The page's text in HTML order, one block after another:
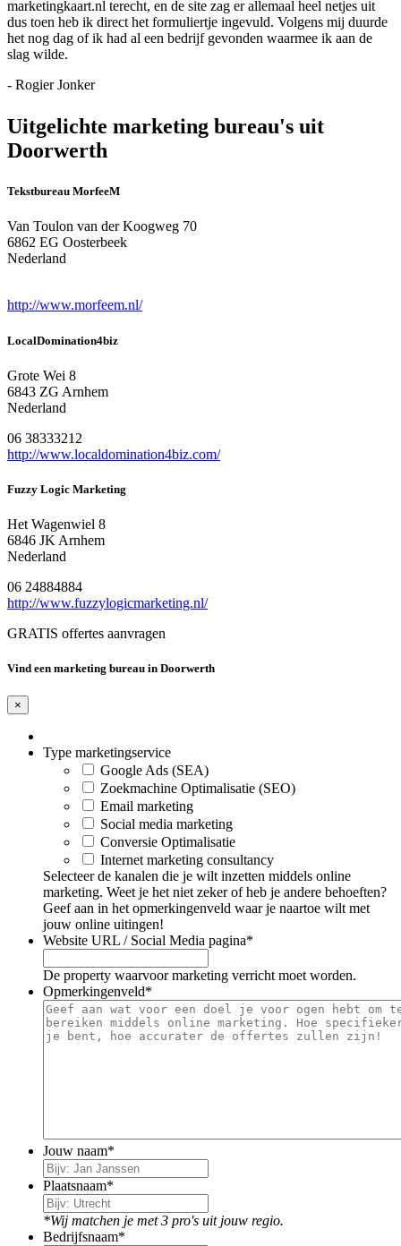
marketingkaart.nl terecht, en de site zag er allemaal heel netjes uit
dus toen heb ik direct het formuliertje ingevuld. Volgens mij duurde
het nog dag of ik had al een bedrijf gevonden waarmee ik aan de
slag wilde.
- Rogier Jonker
Uitgelichte marketing bureau's uit
Doorwerth
Tekstbureau MorfeeM
Van Toulon van der Koogweg 70
6862 EG Oosterbeek
Nederland
http://www.morfeem.nl/
LocalDomination4biz
Grote Wei 8
6843 ZG Arnhem
Nederland
06 38333212
http://www.localdomination4biz.com/
Fuzzy Logic Marketing
Het Wagenwiel 8
6846 JK Arnhem
Nederland
06 24884884
http://www.fuzzylogicmarketing.nl/
GRATIS offertes aanvragen
Vind een marketing bureau in Doorwerth
×
Type marketingservice
Google Ads (SEA)
Zoekmachine Optimalisatie (SEO)
Email marketing
Social media marketing
Conversie Optimalisatie
Internet marketing consultancy
Selecteer de kanalen die je wilt inzetten middels online
marketing. Weet je het niet zeker of heb je andere behoeften?
Geef aan in het opmerkingenveld waar je naartoe wilt met
jouw online uitingen!
Website URL / Social Media pagina*
De property waarvoor marketing verricht moet worden.
Opmerkingenveld*
Jouw naam*
Plaatsnaam*
*Wij matchen je met 3 pro's uit jouw regio.
Bedrijfsnaam*